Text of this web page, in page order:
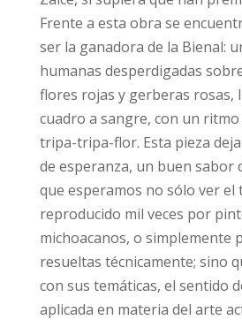
Frente a esta obra se
ser la ganadora de la Bienal:
humanas desperdigadas
flores rojas y gerberas rosas,
cuadro a sangre, con un
tripa-tripa-flor. Esta pieza
de esperanza, un buen sabor
que esperamos no sólo ver el
reproducido mil veces por
michoacanos, o simplemente
resueltas técnicamente; sino
con sus temáticas, el sentido
aplicada en materia del arte